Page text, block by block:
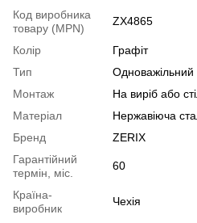
Код виробника
товару (MPN)
ZX4865
Колір
Графіт
Тип
Одноважільний
Монтаж
На виріб або
Матеріал
Нержавіюча
Бренд
ZERIX
Гарантійний
термін, міс.
60
Країна-
виробник
Чехія